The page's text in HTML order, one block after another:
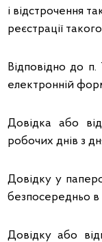
і відстрочення
реєстрації
Відповідно до
електронній
Довідка або
робочих днів з
Довідку у
безпосередньо в
Довідку або